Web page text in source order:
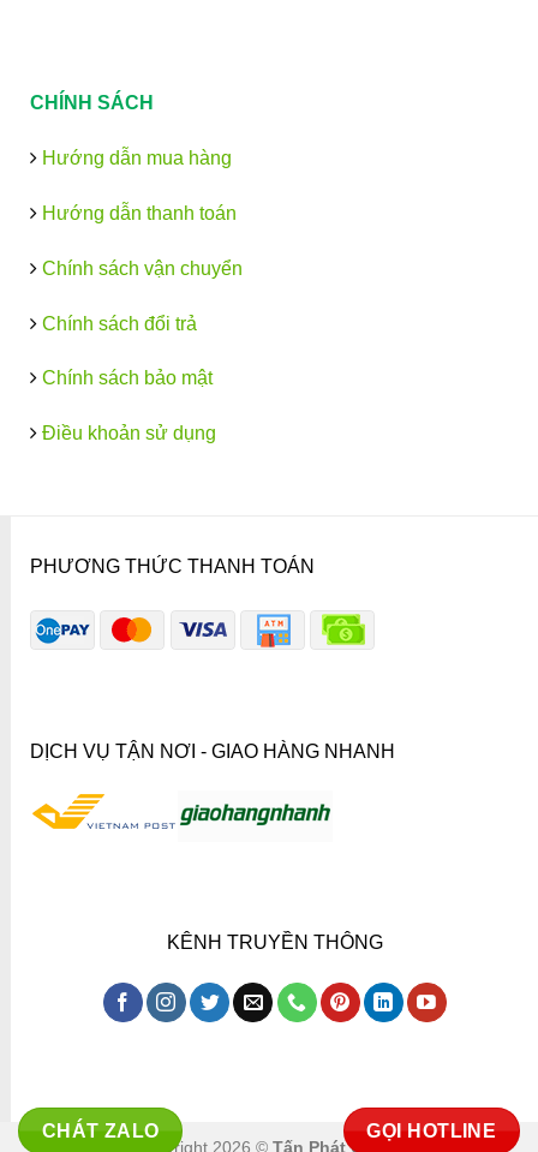
CHÍNH SÁCH
Hướng dẫn mua hàng
Hướng dẫn thanh toán
Chính sách vận chuyển
Chính sách đổi trả
Chính sách bảo mật
Điều khoản sử dụng
PHƯƠNG THỨC THANH TOÁN
DỊCH VỤ TẬN NƠI - GIAO HÀNG NHANH
KÊNH TRUYỀN THÔNG
CHÁT ZALO GỌI HOTLINE
Copyright 2026 © Tấn Phát Co.,ltd